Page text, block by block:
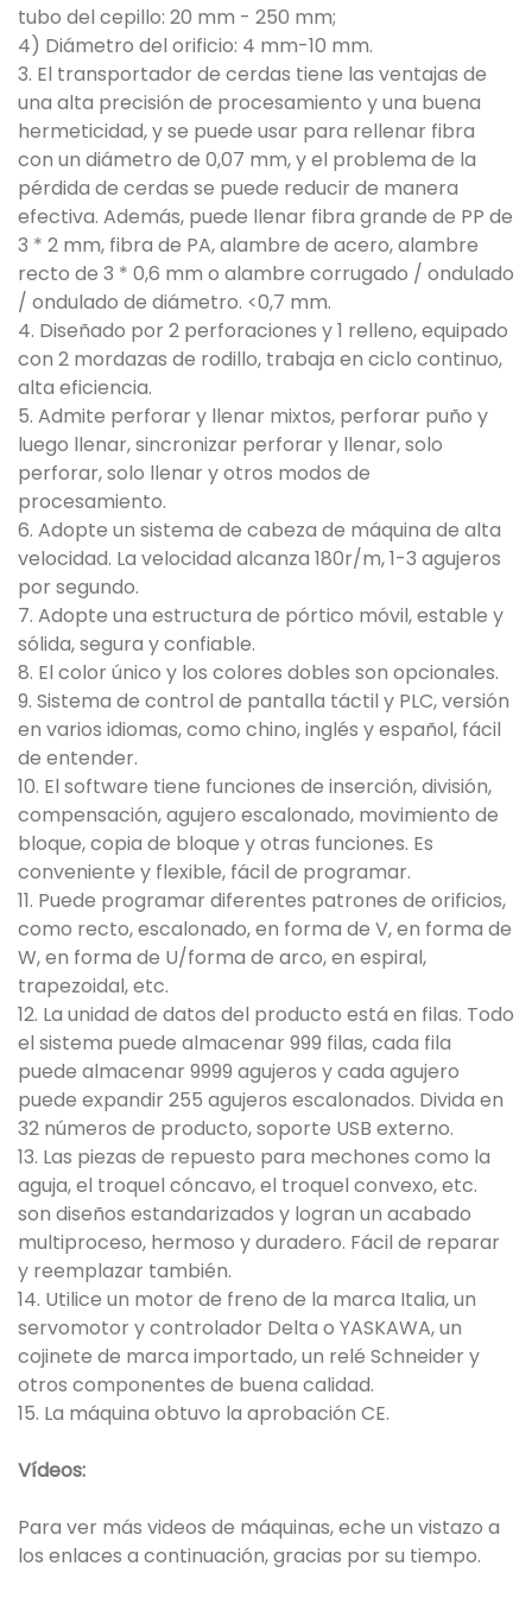
tubo del cepillo: 20 mm - 250 mm;
4) Diámetro del orificio: 4 mm-10 mm.
3. El transportador de cerdas tiene las ventajas de
una alta precisión de procesamiento y una buena
hermeticidad, y se puede usar para rellenar fibra
con un diámetro de 0,07 mm, y el problema de la
pérdida de cerdas se puede reducir de manera
efectiva. Además, puede llenar fibra grande de PP de
3 * 2 mm, fibra de PA, alambre de acero, alambre
recto de 3 * 0,6 mm o alambre corrugado / ondulado
/ ondulado de diámetro. <0,7 mm.
4. Diseñado por 2 perforaciones y 1 relleno, equipado
con 2 mordazas de rodillo, trabaja en ciclo continuo,
alta eficiencia.
5. Admite perforar y llenar mixtos, perforar puño y
luego llenar, sincronizar perforar y llenar, solo
perforar, solo llenar y otros modos de
procesamiento.
6. Adopte un sistema de cabeza de máquina de alta
velocidad. La velocidad alcanza 180r/m, 1-3 agujeros
por segundo.
7. Adopte una estructura de pórtico móvil, estable y
sólida, segura y confiable.
8. El color único y los colores dobles son opcionales.
9. Sistema de control de pantalla táctil y PLC, versión
en varios idiomas, como chino, inglés y español, fácil
de entender.
10. El software tiene funciones de inserción, división,
compensación, agujero escalonado, movimiento de
bloque, copia de bloque y otras funciones. Es
conveniente y flexible, fácil de programar.
11. Puede programar diferentes patrones de orificios,
como recto, escalonado, en forma de V, en forma de
W, en forma de U/forma de arco, en espiral,
trapezoidal, etc.
12. La unidad de datos del producto está en filas. Todo
el sistema puede almacenar 999 filas, cada fila
puede almacenar 9999 agujeros y cada agujero
puede expandir 255 agujeros escalonados. Divida en
32 números de producto, soporte USB externo.
13. Las piezas de repuesto para mechones como la
aguja, el troquel cóncavo, el troquel convexo, etc.
son diseños estandarizados y logran un acabado
multiproceso, hermoso y duradero. Fácil de reparar
y reemplazar también.
14. Utilice un motor de freno de la marca Italia, un
servomotor y controlador Delta o YASKAWA, un
cojinete de marca importado, un relé Schneider y
otros componentes de buena calidad.
15. La máquina obtuvo la aprobación CE.
Vídeos:
Para ver más videos de máquinas, eche un vistazo a
los enlaces a continuación, gracias por su tiempo.